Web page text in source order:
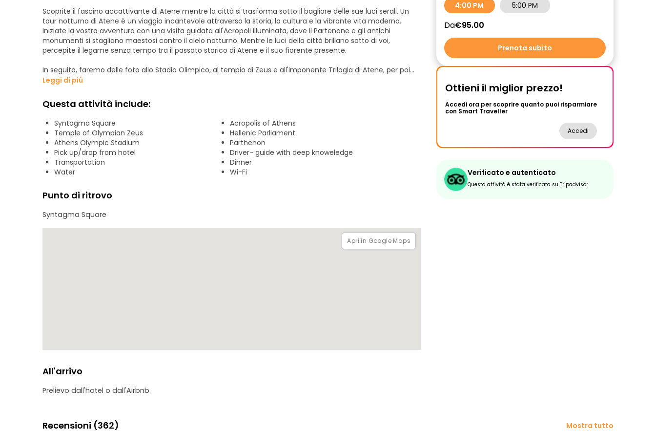
Scoprite il fascino accattivante di Atene mentre la città si trasforma sotto il bagliore delle sue luci serali. Un
tour notturno di Atene è un viaggio incantevole attraverso la storia, la cultura e la vibrante vita moderna.
Iniziate la vostra avventura con una visita guidata all'Acropoli illuminata, dove il Partenone e gli antichi
monumenti si stagliano maestosi contro il cielo notturno. Mentre le luci della città brillano sotto di voi,
percepite il legame senza tempo tra il passato storico di Atene e il suo fiorente presente.
In seguito, faremo delle foto allo Stadio Olimpico, al tempio di Zeus e all'imponente Trilogia di Atene, per poi
assistere al cambio della guardia al Parlamento. Continuando il nostro tour, vedremo la spettacolare vista
vecchia di Atene, per poi passare alla zona di Monastiraki.
Al termine, visiteremo una taverna tradizionale con autentica cucina greca abbinata a un buon vino locale e
godremo delle melodie della musica greca che riempiono l'aria della sera. Venite a scoprire perché Atene di
notte è un'avventura indimenticabile e non dorme mai.
Leggi di più
Questa attività include:
Syntagma Square
Acropolis of Athens
Temple of Olympian Zeus
Hellenic Parliament
Athens Olympic Stadium
Parthenon
Pick up/drop from hotel
Driver- guide with deep knoweledge
Transportation
Dinner
Water
Wi-Fi
Punto di ritrovo
Syntagma Square
Apri in Google Maps
All'arrivo
Prelievo dall'hotel o dall'Airbnb.
Recensioni (362) Mostra tutto
4:00 PM
5:00 PM
Da€95.00
Prenota subito
Ottieni il miglior prezzo!
Accedi ora per scoprire quanto puoi risparmiare
con Smart Traveller
Accedi
Verificato e autenticato
Questa attività è stata verificata su Tripadvisor